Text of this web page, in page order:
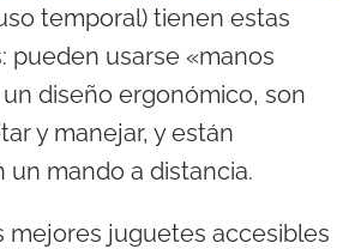
temporal) tienen estas
pueden usarse «manos
diseño ergonómico, son
y manejar, y están
un mando a distancia.
mejores juguetes accesibles